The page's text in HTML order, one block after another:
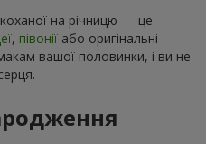
на річницю — це
, півонії або оригінальні
вашої половинки, і ви не